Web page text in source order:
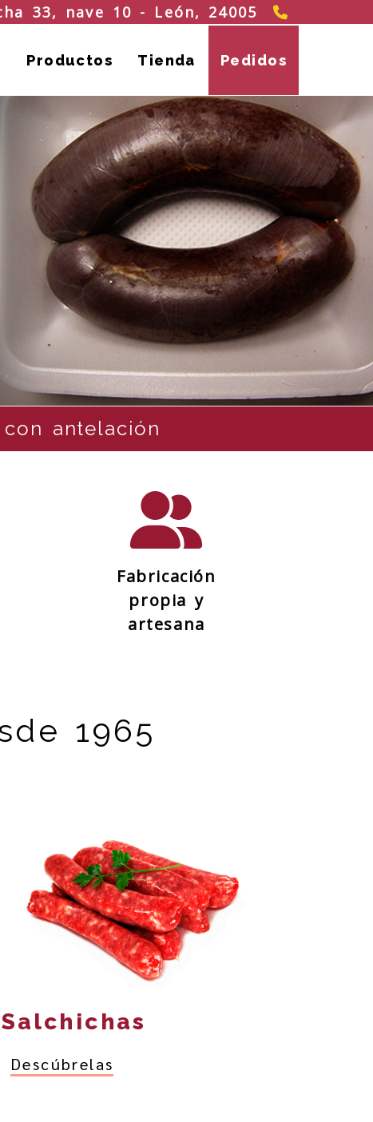
33, nave 10 - León, 24005
Productos Tienda Pedidos
de chorizo
nuestras jijas
Fabricación
propia y
artesana
1965
Salchichas
Descúbrelas